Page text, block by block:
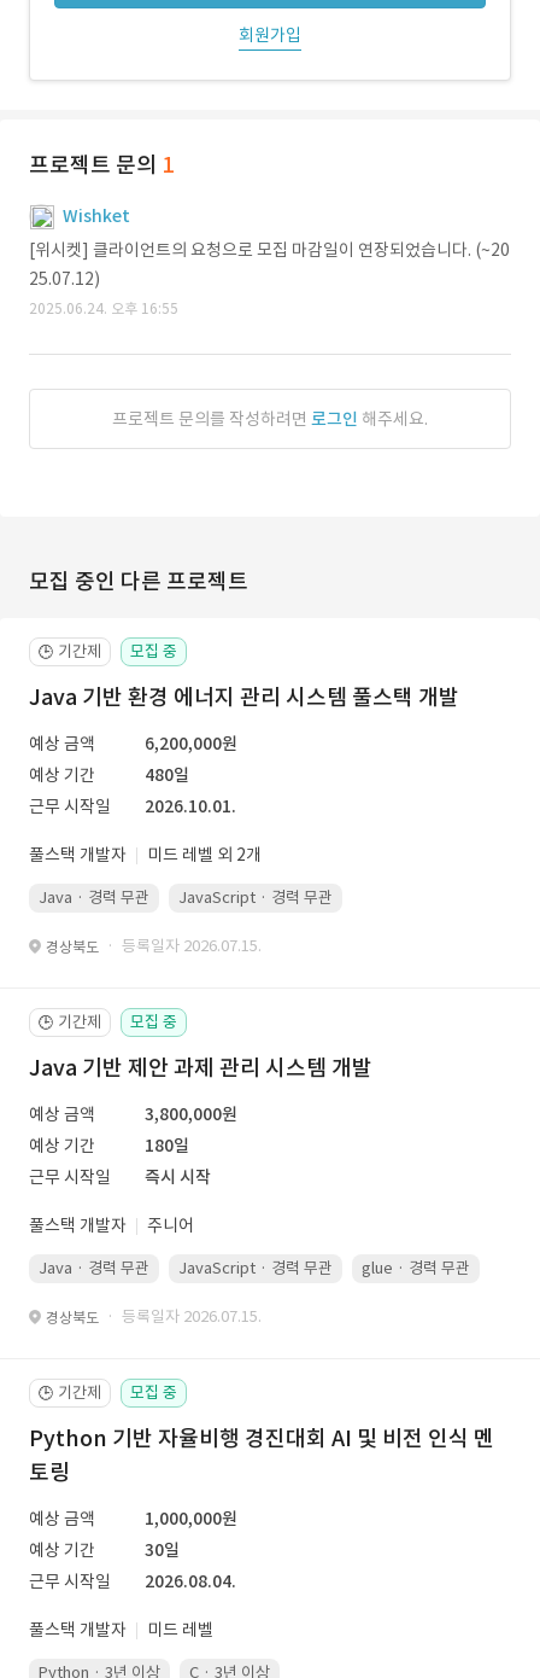
회원가입
프로젝트 문의 1
Wishket
[위시켓] 클라이언트의 요청으로 모집 마감일이 연장되었습니다. (~20
25.07.12)
2025.06.24. 오후 16:55
프로젝트 문의를 작성하려면 로그인 해주세요.
모집 중인 다른 프로젝트
🕒 기간제 모집 중
Java 기반 환경 에너지 관리 시스템 풀스택 개발
예상 금액
6,200,000원
예상 기간
480일
근무 시작일
2026.10.01.
풀스택 개발자 미드 레벨 외 2개
Java · 경력 무관 JavaScript · 경력 무관
경상북도 · 등록일자 2026.07.15.
🕒 기간제 모집 중
Java 기반 제안 과제 관리 시스템 개발
예상 금액
3,800,000원
예상 기간
180일
근무 시작일
즉시 시작
풀스택 개발자 주니어
Java · 경력 무관 JavaScript · 경력 무관 glue · 경력 무관
경상북도 · 등록일자 2026.07.15.
🕒 기간제 모집 중
Python 기반 자율비행 경진대회 AI 및 비전 인식 멘
토링
예상 금액
1,000,000원
예상 기간
30일
근무 시작일
2026.08.04.
풀스택 개발자 미드 레벨
Python · 3년 이상 C · 3년 이상